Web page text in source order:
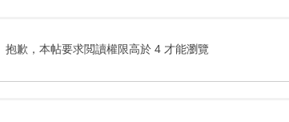
抱歉，本帖要求閲讀權限高於 4 才能瀏覽